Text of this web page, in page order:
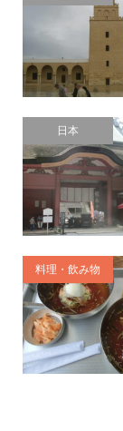
日本
料理・飲み物